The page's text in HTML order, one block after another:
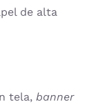
de alta
tela,banner